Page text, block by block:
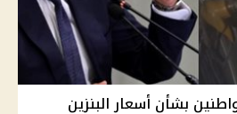
بشأن أسعار البنزين